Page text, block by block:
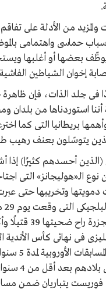
من الأدلة على
حماسى واهتمامى
بعضها أو أغلبها
إخوان الشياطين الفاشية
فى جلد الذات، فإن ظاهرة
أننا استوردناها من
بريطانيا التى كما
يتوسّلون بعنف رهيب
أحسدهم كثيرًا)
الـ«هوليجانز» التى
دمويتها وتخريبها حتى
فى نهائى كأس
حرمان
فوريست يتباريان ضمن